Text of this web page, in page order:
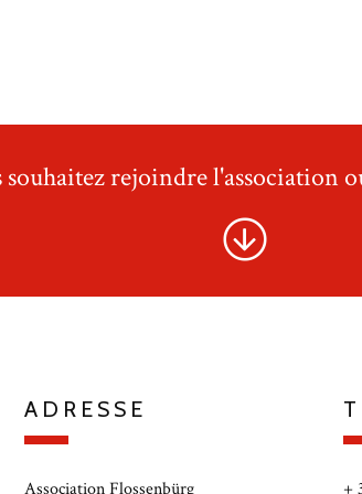
souhaitez rejoindre l'association
ADRESSE
Association Flossenbürg +